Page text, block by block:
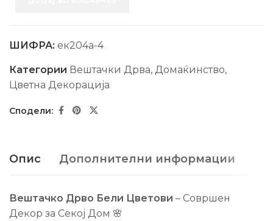
ШИФРА: ек204а-4
Категории Вештачки Дрва, Домаќинство,
Цветна Декорација
Опис Дополнителни информации
Вештачко Дрво Бели Цветови – Совршен
Декор за Секој Дом 🌸